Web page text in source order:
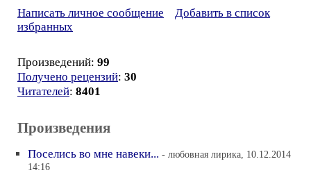
Написать личное сообщение
Добавить в список
избранных
Произведений: 99
Получено рецензий: 30
Читателей: 8401
Произведения
Поселись во мне навеки... - любовная лирика, 10.12.2014
14:16